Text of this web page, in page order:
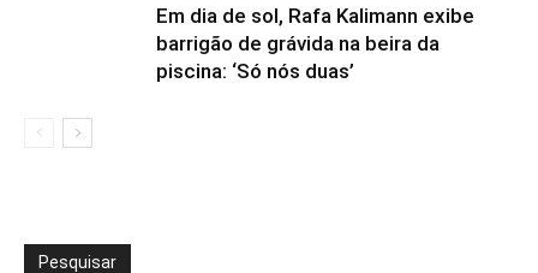
Em dia de sol, Rafa Kalimann exibe
barrigão de grávida na beira da
piscina: ‘Só nós duas’
Pesquisar